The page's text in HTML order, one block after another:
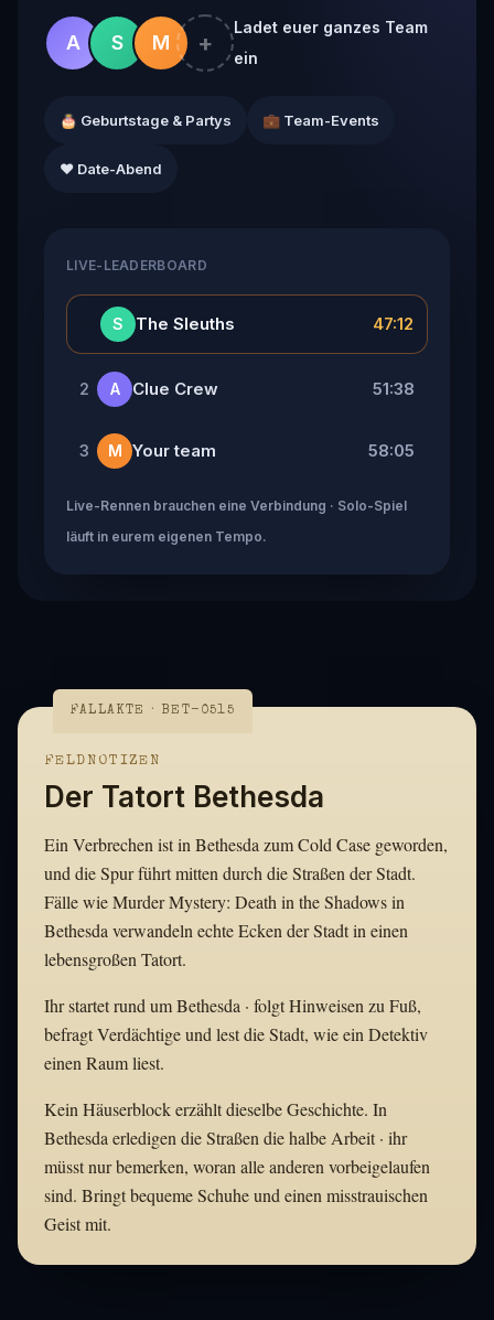
A S M +
Ladet euer ganzes Team
ein
🎂 Geburtstage & Partys 💼 Team-Events
❤️ Date-Abend
LIVE-LEADERBOARD
S The Sleuths 47:12
2 A Clue Crew 51:38
3 M Your team 58:05
Live-Rennen brauchen eine Verbindung · Solo-Spiel
läuft in eurem eigenen Tempo.
FALLAKTE · BET-0515
FELDNOTIZEN
Der Tatort Bethesda
Ein Verbrechen ist in Bethesda zum Cold Case geworden,
und die Spur führt mitten durch die Straßen der Stadt.
Fälle wie Murder Mystery: Death in the Shadows in
Bethesda verwandeln echte Ecken der Stadt in einen
lebensgroßen Tatort.
Ihr startet rund um Bethesda · folgt Hinweisen zu Fuß,
befragt Verdächtige und lest die Stadt, wie ein Detektiv
einen Raum liest.
Kein Häuserblock erzählt dieselbe Geschichte. In
Bethesda erledigen die Straßen die halbe Arbeit · ihr
müsst nur bemerken, woran alle anderen vorbeigelaufen
sind. Bringt bequeme Schuhe und einen misstrauischen
Geist mit.